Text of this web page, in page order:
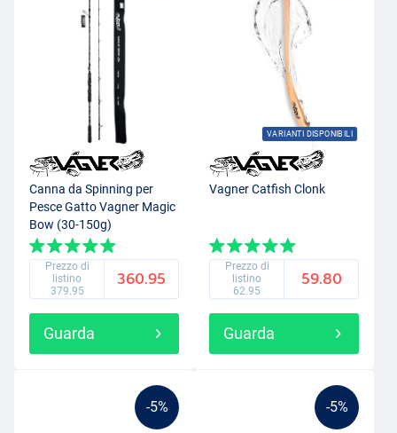
Canna da Spinning per
Pesce Gatto Vagner Magic
Bow (30-150g)
Prezzo di
listino
379.95
360.95
Guarda
VARIANTI DISPONIBILI
Vagner Catfish Clonk
Prezzo di
listino
62.95
59.80
Guarda
-5% -5%